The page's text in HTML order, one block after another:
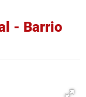
- Barrio